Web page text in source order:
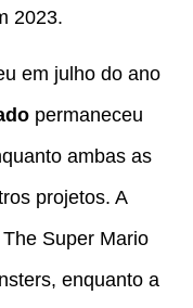
2023.
em julho do ano
permaneceu
ambas as
projetos. A
Super Mario
enquanto a